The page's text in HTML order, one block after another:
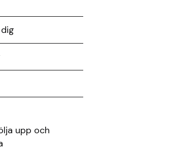
upp och